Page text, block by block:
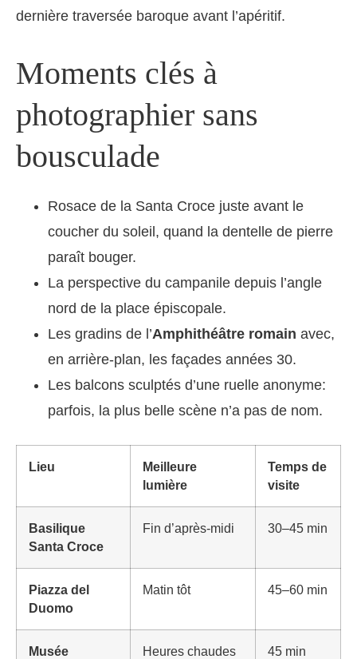
dernière traversée baroque avant l’apéritif.
Moments clés à
photographier sans
bousculade
Rosace de la Santa Croce juste avant le
coucher du soleil, quand la dentelle de pierre
paraît bouger.
La perspective du campanile depuis l’angle
nord de la place épiscopale.
Les gradins de l’Amphithéâtre romain avec,
en arrière-plan, les façades années 30.
Les balcons sculptés d’une ruelle anonyme:
parfois, la plus belle scène n’a pas de nom.
Lieu
Meilleure
lumière
Temps de
visite
Basilique
Santa Croce
Fin d’après-midi 30–45 min
Piazza del
Duomo
Matin tôt 45–60 min
Musée Heures chaudes 45 min